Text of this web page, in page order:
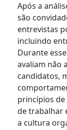
Após a
são
entrevistas
incluindo
Durante
avaliam não
candidatos,
princípios de
de trabalhar
a cultura